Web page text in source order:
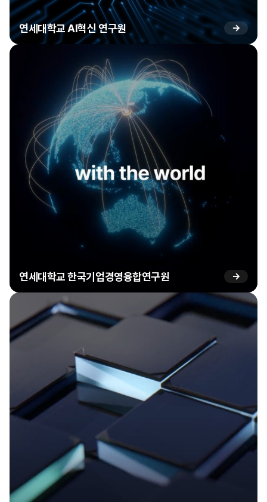
연세대학교 AI혁신 연구원 →
연세대학교 한국기업경영융합연구원 →